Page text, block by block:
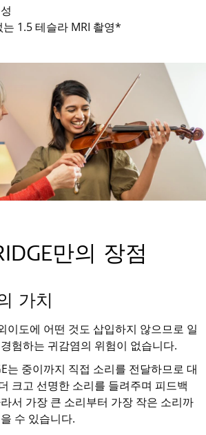
1.5 테슬라 MRI 촬영*
만의 장점
가치
이도에 어떤 것도 삽입하지 않으므로 일
험하는 귀감염의 위험이 없습니다.
는 중이까지 직접 소리를 전달하므로 대
크고 선명한 소리를 들려주며 피드백
서 가장 큰 소리부터 가장 작은 소리까
수 있습니다.